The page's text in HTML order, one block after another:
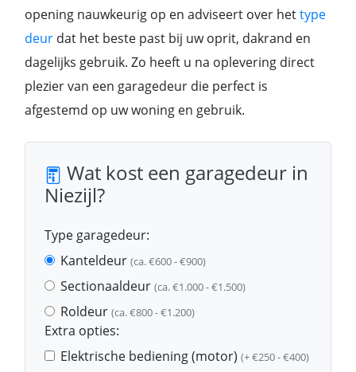
opening nauwkeurig op en adviseert over hettype
deur dat het beste past bij uw oprit, dakrand en
dagelijks gebruik. Zo heeft u na oplevering direct
plezier van een garagedeur die perfect is
afgestemd op uw woning en gebruik.
Wat kost een garagedeur in
Niezijl?
Type garagedeur:
Kanteldeur (ca. €600 - €900)
Sectionaaldeur (ca. €1.000 - €1.500)
Roldeur (ca. €800 - €1.200)
Extra opties:
Elektrische bediening (motor) (+ €250 - €400)